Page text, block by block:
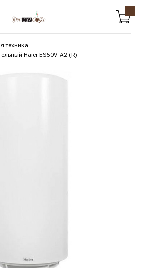
техника
Haier ES50V-A2 (R)